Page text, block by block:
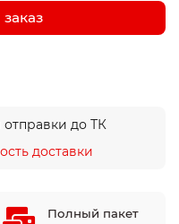
до ТК
доставки
Полный пакет